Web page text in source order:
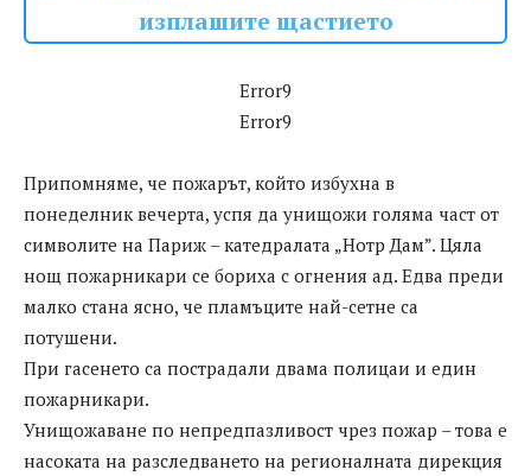
изплашите щастието
Error9
Error9
Припомняме, че пожарът, който избухна в
понеделник вечерта, успя да унищожи голяма част от
символите на Париж – катедралата „Нотр Дам”. Цяла
нощ пожарникари се бориха с огнения ад. Едва преди
малко стана ясно, че пламъците най-сетне са
потушени.
При гасенето са пострадали двама полицаи и един
пожарникари.
Унищожаване по непредпазливост чрез пожар – това е
насоката на разследването на регионалната дирекция